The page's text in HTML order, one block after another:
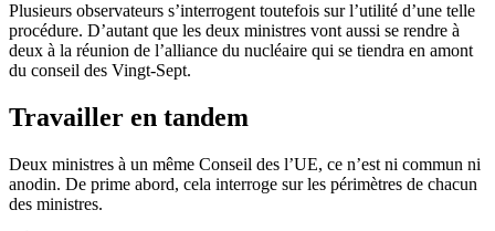
Plusieurs observateurs s’interrogent toutefois sur l’utilité d’une telle
procédure. D’autant que les deux ministres vont aussi se rendre à
deux à la réunion de l’alliance du nucléaire qui se tiendra en amont
du conseil des Vingt-Sept.
Travailler en tandem
Deux ministres à un même Conseil des l’UE, ce n’est ni commun ni
anodin. De prime abord, cela interroge sur les périmètres de chacun
des ministres.